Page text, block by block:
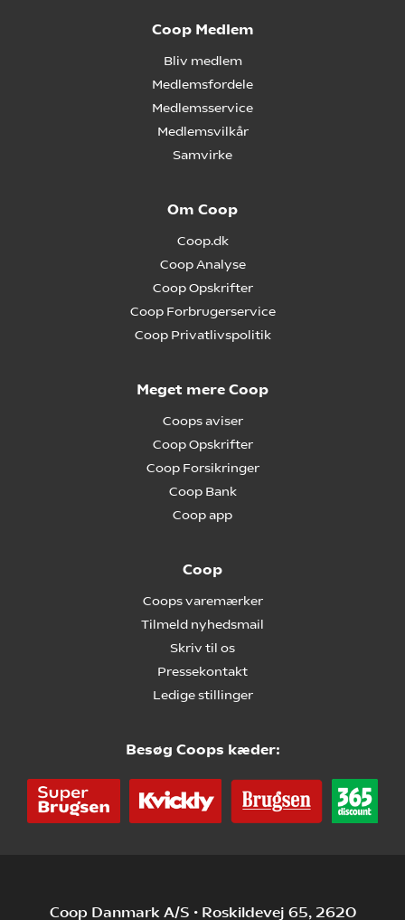
Coop Medlem
Bliv medlem
Medlemsfordele
Medlemsservice
Medlemsvilkår
Samvirke
Om Coop
Coop.dk
Coop Analyse
Coop Opskrifter
Coop Forbrugerservice
Coop Privatlivspolitik
Meget mere Coop
Coops aviser
Coop Opskrifter
Coop Forsikringer
Coop Bank
Coop app
Coop
Coops varemærker
Tilmeld nyhedsmail
Skriv til os
Pressekontakt
Ledige stillinger
Besøg Coops kæder:
Coop Danmark A/S • Roskildevej 65, 2620